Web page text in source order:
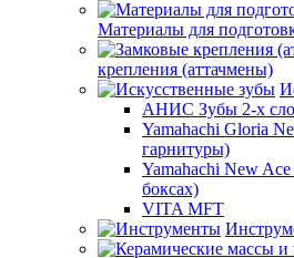
Материалы для
крепления (аттачмены)
АНИС Зубы 2-х
Yamahachi Gloria
гарнитуры)
Yamahachi New
боксах)
VITA MFT